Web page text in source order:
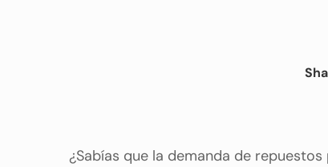
¿Sabías que la demanda de